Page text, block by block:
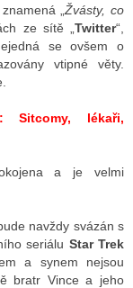
„Žvásty, co
ze sítě „Twitter“,
se ovšem o
vtipné věty.
Sitcomy, lékaři,
a je velmi
navždy svázán s
seriálu Star Trek
a synem nejsou
bratr Vince a jeho